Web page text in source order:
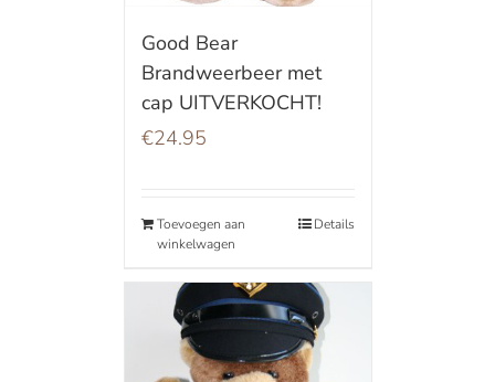
Good Bear
Brandweerbeer met
cap UITVERKOCHT!
€24.95
Toevoegen aan
winkelwagen
Details